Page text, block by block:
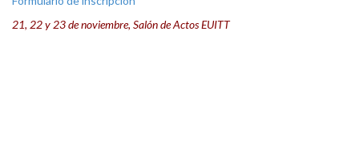
21, 22 y 23 de noviembre, Salón de Actos EUITT